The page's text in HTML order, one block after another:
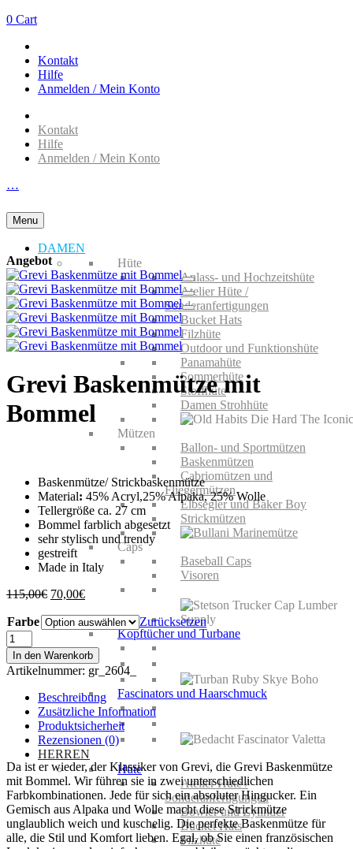
0 Cart
Kontakt
Hilfe
Anmelden / Mein Konto
Kontakt
Hilfe
Anmelden / Mein Konto
…
Menu
DAMEN
Hüte
Anlass- und Hochzeitshüte
Atelier Hüte /
Sonderanfertigungen
Bucket Hats
Filzhüte
Outdoor und Funktionshüte
Panamahüte
Sommerhüte
Stoffhüte
Damen Strohhüte
Mützen
Ballon- und Sportmützen
Baskenmützen
Cabriomützen und
Fliegermützen
Elbsegler und Baker Boy
Strickmützen
Caps
Baseball Caps
Visoren
Kopftücher und Turbane
Fascinators und Haarschmuck
HERREN
Hüte
Atelier Hüte /
Sonderanfertigungen
Bowler und Zylinder
Bucket Hats
Filzhüte
Angebot
Grevi Baskenmütze mit
Bommel
Baskenmütze/ Strickbaskenmütze
Material: 45% Acryl,25% Alpaka, 25% Wolle
Tellergröße ca. 27 cm
Bommel farblich abgesetzt
sehr stylisch und trendy
gestreift
Made in Italy
115,00€ Ursprünglicher
war:
115,00€
70,00€Aktueller
ist:
70,00€.
Farbe
Zurücksetzen
Grevi
Baskenmütze
mit
Bommel
Menge
In den Warenkorb
Artikelnummer: gr_2604_
Beschreibung
Zusätzliche Information
Produktsicherheit
Rezensionen (0)
Da ist er wieder, der Klassiker von Grevi, die Grevi Baskenmütze
mit Bommel. Wir führen sie in zwei unterschiedlichen
Farbkombinationen. Jede für sich ein absoluter Hingucker. Ein
Gemisch aus Alpaka und Wolle macht diese Strickmütze
unglaublich weich und kuschelig. Die perfekte Baskenmütze für
alle, die Stil und Komfort lieben. Egal, ob Sie einen französischen